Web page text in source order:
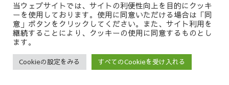
メニュー
イト
サイト内検索
当ウェブサイトでは、サイトの利便性向上を目的にクッキ
ーを使用しております。使用に同意いただける場合は「同
意」ボタンをクリックしてください。また、サイト利用を
継続することにより、クッキーの使用に同意するものとし
ます。
Cookieの設定をみる すべてのCookieを受け入れる